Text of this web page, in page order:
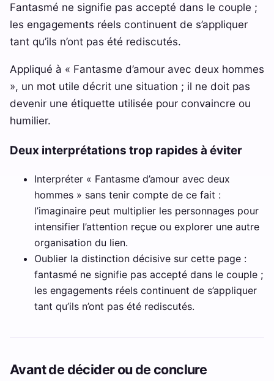
Fantasmé ne signifie pas accepté dans le couple ;
les engagements réels continuent de s’appliquer
tant qu’ils n’ont pas été rediscutés.
Appliqué à « Fantasme d’amour avec deux hommes
», un mot utile décrit une situation ; il ne doit pas
devenir une étiquette utilisée pour convaincre ou
humilier.
Deux interprétations trop rapides à éviter
Interpréter « Fantasme d’amour avec deux
hommes » sans tenir compte de ce fait :
l’imaginaire peut multiplier les personnages pour
intensifier l’attention reçue ou explorer une autre
organisation du lien.
Oublier la distinction décisive sur cette page :
fantasmé ne signifie pas accepté dans le couple ;
les engagements réels continuent de s’appliquer
tant qu’ils n’ont pas été rediscutés.
Avant de décider ou de conclure